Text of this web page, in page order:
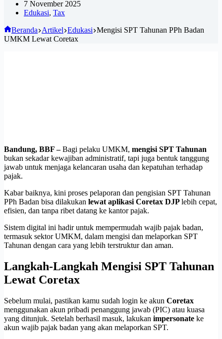
7 November 2025
Edukasi, Tax
Beranda Artikel Edukasi Mengisi SPT Tahunan PPh Badan
UMKM Lewat Coretax
Bandung, BBF –Bagi pelaku UMKM, mengisi SPT Tahunan
bukan sekadar kewajiban administratif, tapi juga bentuk tanggung
jawab untuk menjaga kelancaran usaha dan kepatuhan terhadap
pajak.
Kabar baiknya, kini proses pelaporan dan pengisian SPT Tahunan
PPh Badan bisa dilakukan lewat aplikasi Coretax DJPlebih cepat,
efisien, dan tanpa ribet datang ke kantor pajak.
Sistem digital ini hadir untuk mempermudah wajib pajak badan,
termasuk sektor UMKM, dalam mengisi dan melaporkan SPT
Tahunan dengan cara yang lebih terstruktur dan aman.
Langkah-Langkah Mengisi SPT Tahunan
Lewat Coretax
Sebelum mulai, pastikan kamu sudah login ke akun Coretax
menggunakan akun pribadi penanggung jawab (PIC) atau kuasa
yang ditunjuk. Setelah berhasil masuk, lakukan impersonate ke
akun wajib pajak badan yang akan melaporkan SPT.